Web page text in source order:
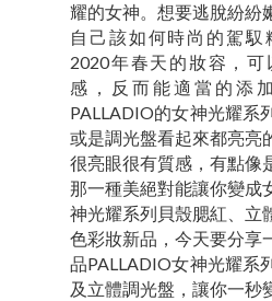
耀的女神。想要逃脫紛紛
自己該如何時尚的駕
2020年春天的妝容，
感，反而能適當的添
PALLADIO的女神光耀系
或是調光盤看起來都亮亮
很亮眼很有質感，有點像
那一種美絕對能讓你變成
神光耀系列貝殼腮紅、立
色彩妝新品，今天要分享
品PALLADIO女神光耀系
及立體調光盤，讓你一秒